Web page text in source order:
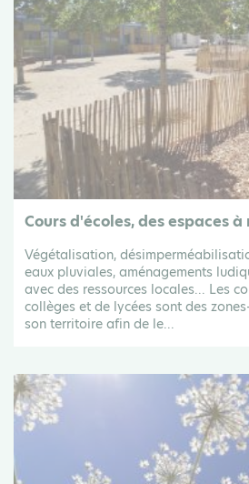
Cours d'écoles, des espaces
Végétalisation,
eaux pluviales, aménagements
avec des ressources locales... Les
collèges et de lycées sont des
son territoire afin de le...